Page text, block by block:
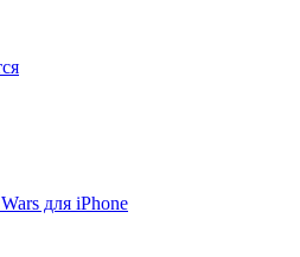
для iPhone